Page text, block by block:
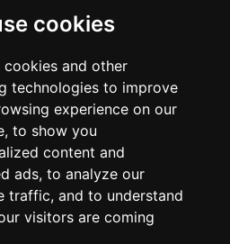
cookies
cookies and other
technologies to improve
experience on our
to show you
content and
ads, to analyze our
traffic, and to understand
visitors are coming